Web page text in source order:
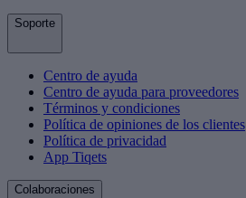
Soporte
Centro de ayuda
Centro de ayuda para proveedores
Términos y condiciones
Política de opiniones de los clientes
Política de privacidad
App Tiqets
Colaboraciones